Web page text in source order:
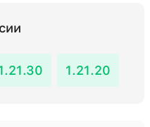
1.21.20